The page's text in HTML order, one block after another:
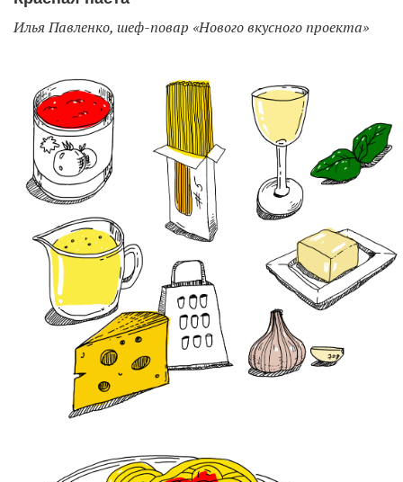
Илья Павленко, шеф-повар «Нового вкусного проекта»